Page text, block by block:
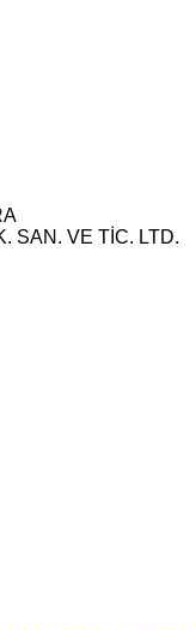
SAN. VE TİC. LTD.